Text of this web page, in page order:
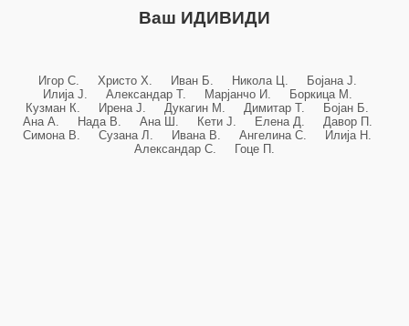
Ваш ИДИВИДИ
Игор С. Христо Х. Иван Б. Никола Ц. Бојана Ј.
Илија Ј. Александар Т. Марјанчо И. Боркица М.
Кузман К. Ирена Ј. Дукагин М. Димитар Т. Бојан Б.
Ана А. Нада В. Ана Ш. Кети Ј. Елена Д. Давор П.
Симона В. Сузана Л. Ивана В. Ангелина С. Илија Н.
Александар С. Гоце П.